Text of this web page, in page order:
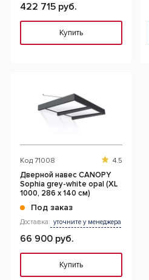
422 715 руб.
Купить
Код 71008 4.5
Дверной навес CANOPY
Sophia grey-white opal (XL
1000, 286 х 140 см)
Под заказ
Доставка: уточните у менеджера
66 900 руб.
Купить